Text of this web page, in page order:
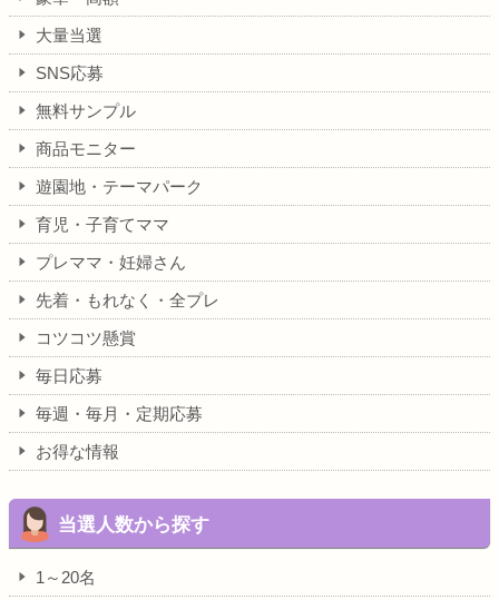
大量当選
SNS応募
無料サンプル
商品モニター
遊園地・テーマパーク
育児・子育てママ
プレママ・妊婦さん
先着・もれなく・全プレ
コツコツ懸賞
毎日応募
毎週・毎月・定期応募
お得な情報
当選人数から探す
1～20名